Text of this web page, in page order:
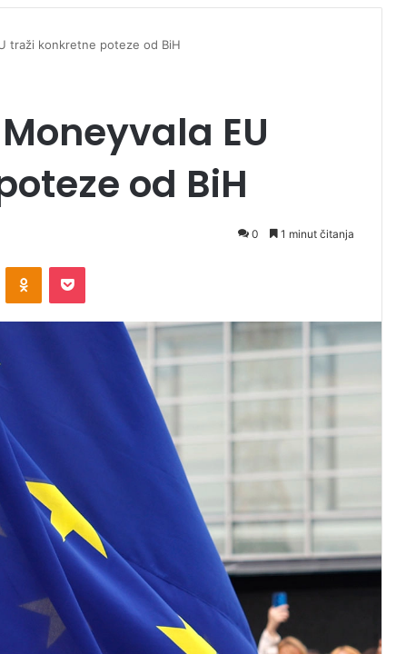
traži konkretne poteze od BiH
EU
od BiH
0 1 minut čitanja